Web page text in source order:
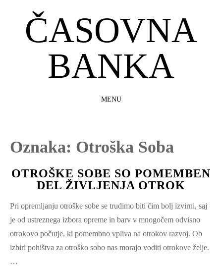
ČASOVNA
BANKA
MENU
CONTENT
Oznaka: Otroška Soba
OTROŠKE SOBE SO POMEMBEN
DEL ŽIVLJENJA OTROK
Pri opremljanju otroške sobe se trudimo biti čim bolj izvirni, saj
je od ustreznega izbora opreme in barv v mnogočem odvisno
otrokovo počutje, ki pomembno vpliva na otrokov razvoj. Ob
izbiri pohištva za otroško sobo nas morajo voditi otrokove želje.
…